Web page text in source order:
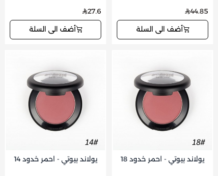
44.85
أضف الى السلة
27.6
أضف الى السلة
يولاند بيوتي - احمر خدود 18 يولاند بيوتي - احمر خدود 14